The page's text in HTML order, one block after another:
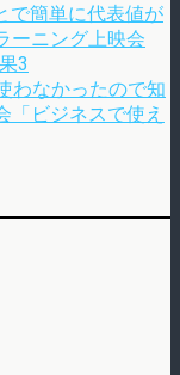
で簡単に代表値が
ーニング上映会
3
わなかったので知
「ビジネスで使え